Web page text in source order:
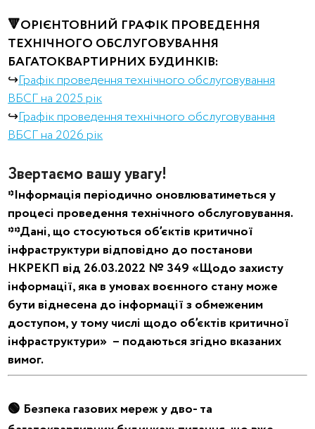
🔻ОРІЄНТОВНИЙ ГРАФІК ПРОВЕДЕННЯ
ТЕХНІЧНОГО ОБСЛУГОВУВАННЯ
БАГАТОКВАРТИРНИХ БУДИНКІВ:
↪︎Графік проведення технічного обслуговування
ВБСГ на 2025 рік
↪︎Графік проведення технічного обслуговування
ВБСГ на 2026 рік
Звертаємо вашу увагу!
*Інформація періодично оновлюватиметься у
процесі проведення технічного обслуговування.
**Дані, що стосуються об’єктів критичної
інфраструктури відповідно до постанови
НКРЕКП від 26.03.2022 № 349 «Щодо захисту
інформації, яка в умовах воєнного стану може
бути віднесена до інформації з обмеженим
доступом, у тому числі щодо об’єктів критичної
інфраструктури» – подаються згідно вказаних
вимог.
🟢 Безпека газових мереж у дво- та